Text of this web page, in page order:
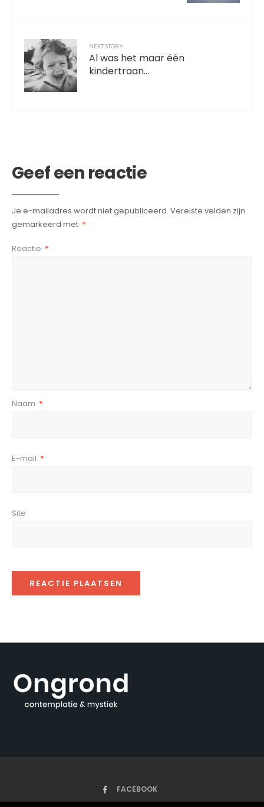
NEXT STORY
Al was het maar één
kindertraan…
Geef een reactie
Je e-mailadres wordt niet gepubliceerd. Vereiste velden zijn
gemarkeerd met *
Reactie *
Naam *
E-mail *
Site
FACEBOOK